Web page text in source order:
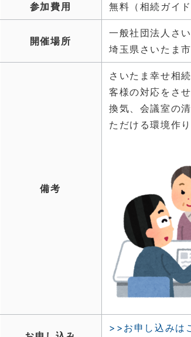
参加費用 無料（相続ガイ
開催場所
一般社団法人さ
埼玉県さいたま
備考
さいたま幸せ相
客様の対応をさ
換気、会議室の
ただける環境作
>>お申し込みは